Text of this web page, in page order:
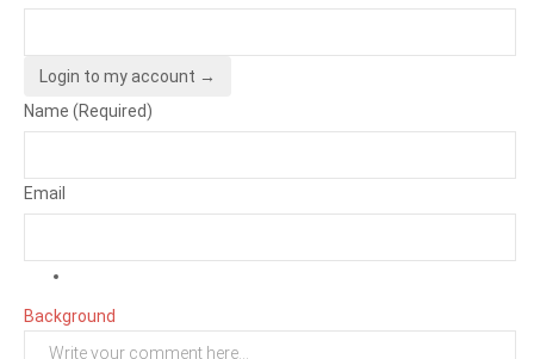
Login to my account →
Name (Required)
Email
Background